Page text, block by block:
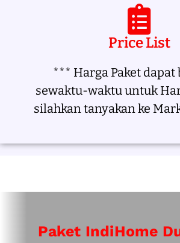
Price List
*** Harga Paket dapat
sewaktu-waktu untuk
silahkan tanyakan ke
Paket IndiHome